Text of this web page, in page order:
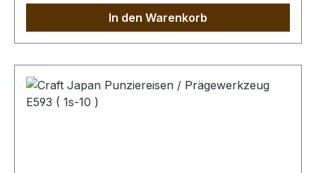
muss saugfähig sein). Im Anschluss kann das
Leder gefärbt werden. Unabhängig davon, ob
abschliessend die Oberfläche mit unserem Leder
- Pflege - Finish zu behandeln (Oberfläche wird
schmutz- und wasserabweisend). Bitte benutzen
In den Warenkorb